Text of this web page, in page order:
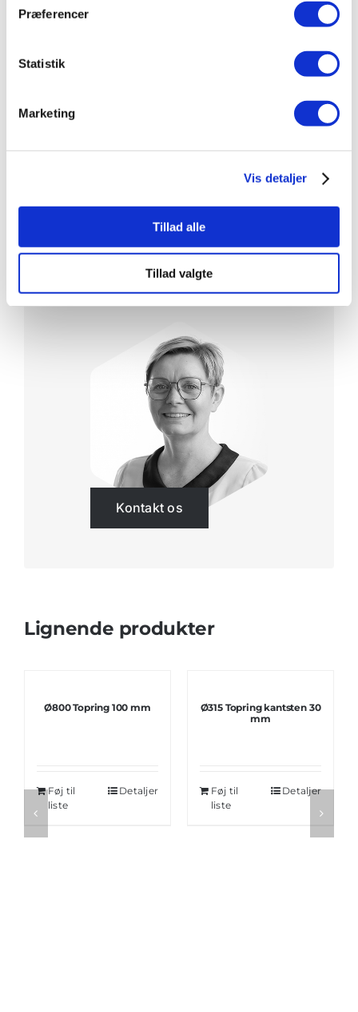
Præferencer
Statistik
Marketing
Vis detaljer
Tillad alle
Tillad valgte
mere om
løsningen?
imod din henvendelse – så tøv
ikke med at kontakte os!
Kontakt os
Lignende produkter
Ø800 Topring 100 mm
Føj til
liste
Detaljer
Ø315 Topring kantsten 30
mm
Føj til
liste
Detaljer